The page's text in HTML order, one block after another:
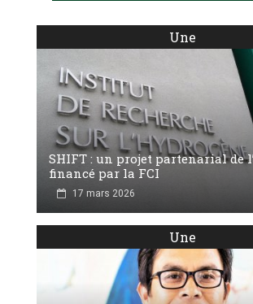
Une
SHIFT : un projet partenarial de
financé par la FCI
17 mars 2026
Une